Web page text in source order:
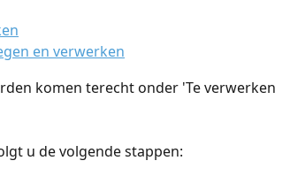
en verwerken
komen terecht onder 'Te verwerken
u de volgende stappen: